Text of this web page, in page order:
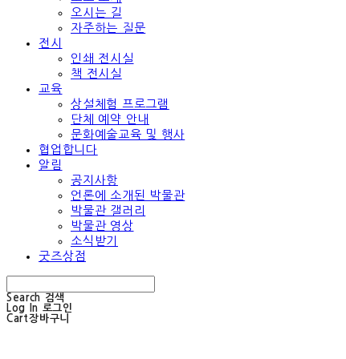
오시는 길
자주하는 질문
전시
인쇄 전시실
책 전시실
교육
상설체험 프로그램
단체 예약 안내
문화예술교육 및 행사
협업합니다
알림
공지사항
언론에 소개된 박물관
박물관 갤러리
박물관 영상
소식받기
굿즈상점
Search 검색
Log In 로그인
Cart장바구니